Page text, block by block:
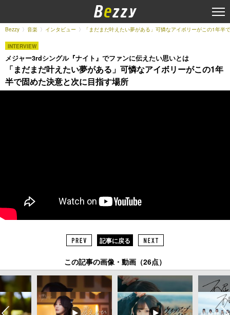
Bezzy 音楽 インタビュー 「まだまだ叶えたい夢がある」可憐なアイボリーがこの1年半
INTERVIEW
メジャー3rdシングル『ナイト』でファンに伝えたい思いとは
「まだまだ叶えたい夢がある」可憐なアイボリーがこの1年
半で固めた決意と次に目指す場所
記事に戻る
この記事の画像・動画（26点）